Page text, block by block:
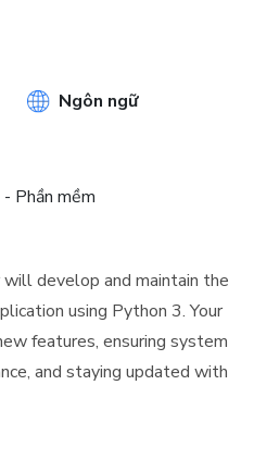
Ngôn ngữ
Phần mềm
will develop and maintain the
using Python 3. Your
features, ensuring system
and staying updated with